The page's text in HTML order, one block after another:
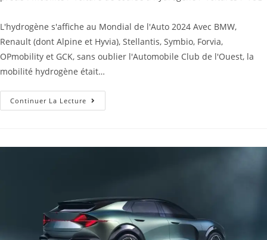
L'hydrogène s'affiche au Mondial de l'Auto 2024 Avec BMW,
Renault (dont Alpine et Hyvia), Stellantis, Symbio, Forvia,
OPmobility et GCK, sans oublier l'Automobile Club de l'Ouest, la
mobilité hydrogène était…
Continuer La Lecture